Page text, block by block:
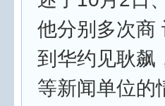
他分别多次商
到华约见耿飙
等新闻单位的